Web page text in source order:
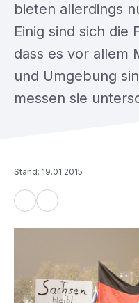
Stand: 19.01.2015
bieten allerdings
Einig sind sich die
dass es vor allem
und Umgebung
messen sie